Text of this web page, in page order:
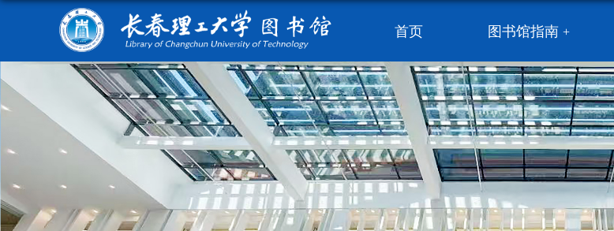
首页 图书馆指南